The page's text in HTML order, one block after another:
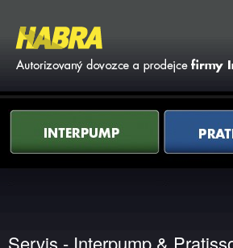
Interpump Pratissoli
Servis - Interpump &